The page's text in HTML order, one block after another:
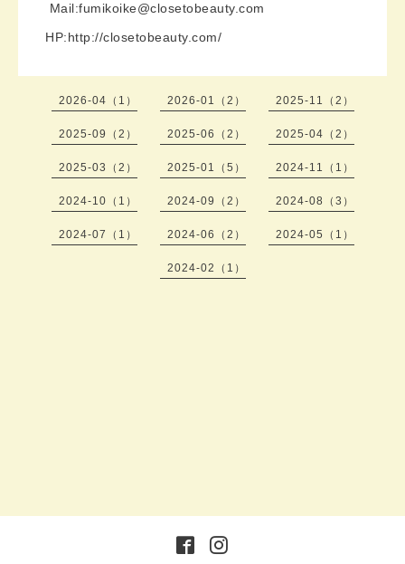
Mail:fumikoike@closetobeauty.com
HP:http://closetobeauty.com/
2026-04（1） 2026-01（2） 2025-11（2）
2025-09（2） 2025-06（2） 2025-04（2）
2025-03（2） 2025-01（5） 2024-11（1）
2024-10（1） 2024-09（2） 2024-08（3）
2024-07（1） 2024-06（2） 2024-05（1）
2024-02（1）